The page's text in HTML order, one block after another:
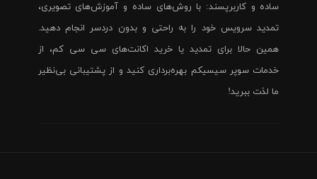
ساده و کاربرپسند: با روش‌های ساده و آموزش‌های تصویری،
تمدید سرویس خود را به راحتی و بدون دردسر انجام دهید.
همین حالا برای تمدید یا خرید اکانت‌های سی سی کم، از
خدمات سوپر سیسیکم بهره‌برداری کنید و از پشتیبانی بی‌نظیر
ما لذت ببرید!